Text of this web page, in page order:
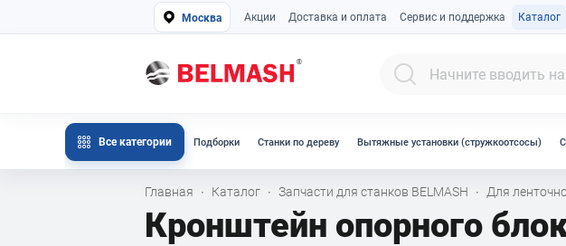
Москва Акции Доставка и оплата Сервис и поддержка Каталог
Все категории Подборки Станки по дереву Вытяжные установки (стружкоотсосы)
Главная · Каталог · Запчасти для станков BELMASH · Для
Кронштейн опорного